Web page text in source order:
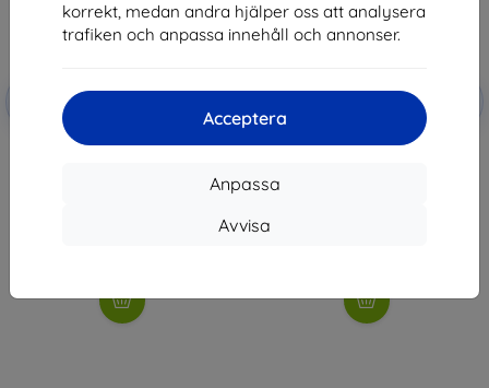
korrekt, medan andra hjälper oss att analysera
trafiken och anpassa innehåll och annonser.
Acceptera
Anpassa
Avvisa
med
3MK Lens Protect Honor Play 8T
EXTRA10
3MK FlexibleGlass Honor Play 8T